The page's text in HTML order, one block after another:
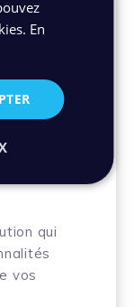
la
qui
vos
En